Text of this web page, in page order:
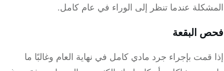
عندما تنظر إلى الوراء في عام كامل.
البقعة
قمت بإجراء جرد مادي كامل في نهاية العام وغالبًا ما